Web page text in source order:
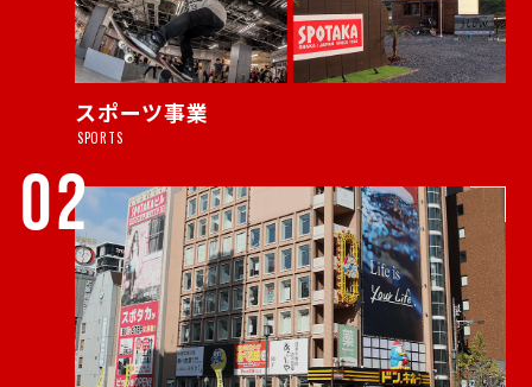
スポーツ事業
SPORTS
02